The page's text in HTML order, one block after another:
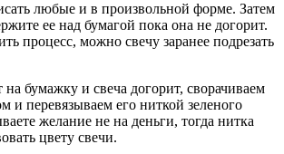
любые и в произвольной форме. Затем
ее над бумагой пока она не догорит.
процесс, можно свечу заранее подрезать
на бумажку и свеча догорит, сворачиваем
и перевязываем его ниткой зеленого
желание не на деньги, тогда нитка
цвету свечи.